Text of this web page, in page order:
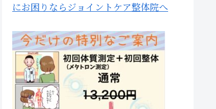
にお困りならジョイントケア整体院へ